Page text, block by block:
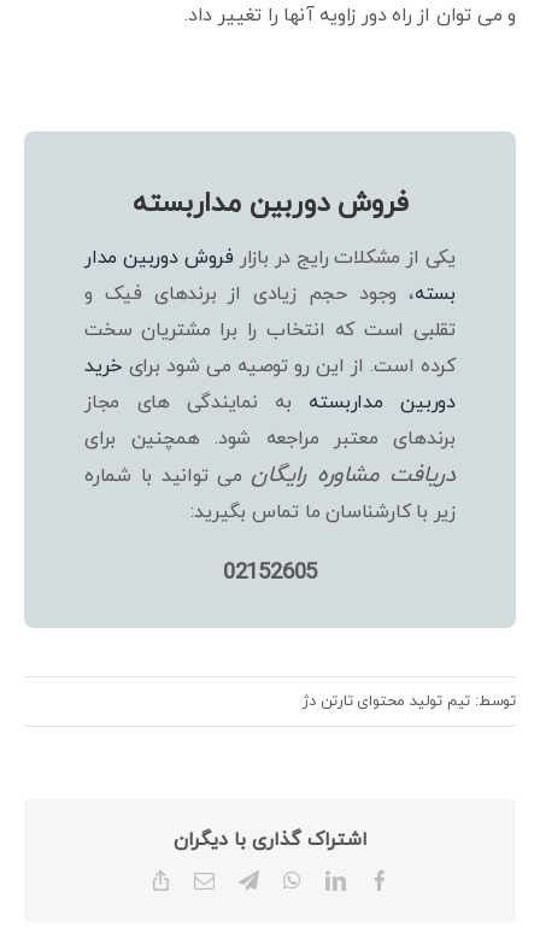
و می توان از راه دور زاویه آنها را تغییر داد.
فروش دوربین مداربسته
یکی از مشکلات رایج در بازار فروش دوربین مدار
بسته، وجود حجم زیادی از برندهای فیک و
تقلبی است که انتخاب را برا مشتریان سخت
کرده است. از این رو توصیه می شود برای خرید
دوربین مداربسته به نمایندگی های مجاز
برندهای معتبر مراجعه شود. همچنین برای
دریافت مشاوره رایگان می توانید با شماره
زیر با کارشناسان ما تماس بگیرید:
02152605
توسط: تیم تولید محتوای تارتن دژ
اشتراک گذاری با دیگران
Facebook
LinkedIn
WhatsApp
Telegram
Email